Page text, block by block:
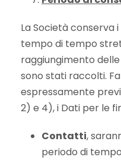
La Società conserva
tempo di tempo
raggiungimento
sono stati raccolti.
espressamente
2) e 4), i Dati per le
Contatti,
periodo di